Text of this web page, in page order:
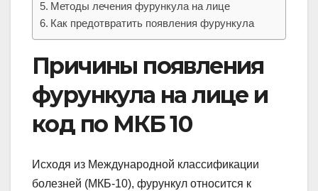
Методы лечения фурункула на лице
Как предотвратить появления фурункула
Причины появления
фурункула на лице и
код по МКБ 10
Исходя из Международной классификации
болезней (МКБ-10), фурункул относится к